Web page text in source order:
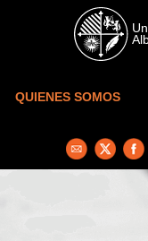
Skip to main content
QUIENES SOMOS